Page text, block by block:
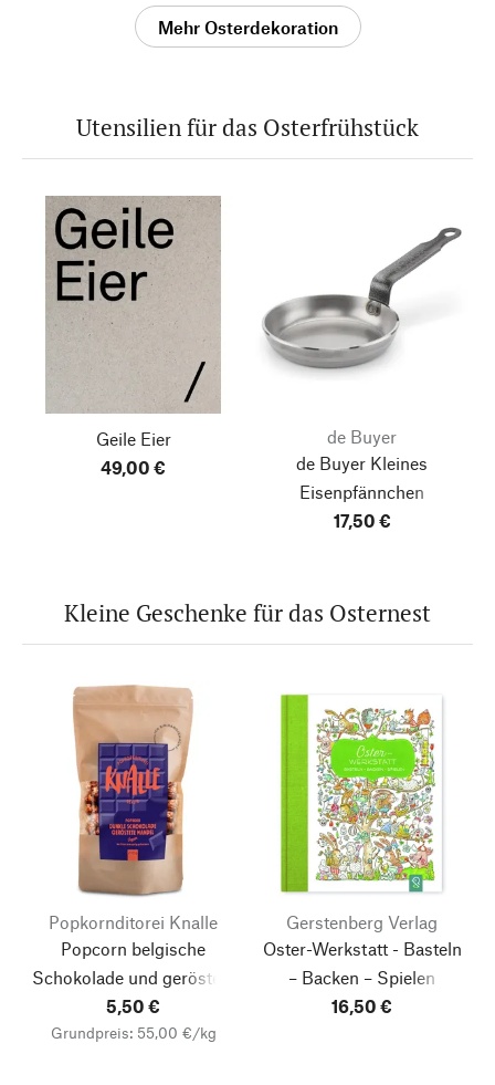
Mehr Osterdekoration
Utensilien für das Osterfrühstück
Geile Eier
49,00 €
de Buyer
de Buyer Kleines
Eisenpfännchen
17,50 €
Kleine Geschenke für das Osternest
Popkornditorei Knalle
Popcorn belgische
Schokolade und geröstete
Mandeln vegan
5,50 €
Grundpreis: 55,00 €/kg
Gerstenberg Verlag
Oster-Werkstatt - Basteln
– Backen – Spielen
16,50 €